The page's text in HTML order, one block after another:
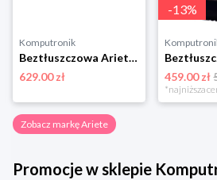
Komputronik
Beztłuszczowa Ariete 4623/00 czarny
629.00 zł
-13%
459.00 zł
Zobacz markę Ariete
Promocje w sklepie